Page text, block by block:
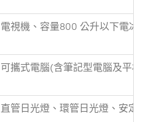
電視機、容量800 公升以下電
可攜式電腦(含筆記型電腦及平
直管日光燈、環管日光燈、安